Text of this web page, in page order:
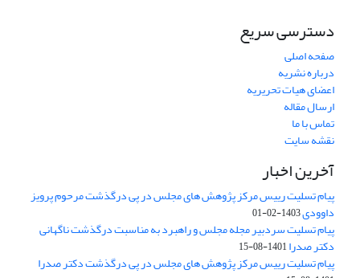
دسترسی سریع
صفحه اصلی
درباره نشریه
اعضای هیات تحریریه
ارسال مقاله
تماس با ما
نقشه سایت
آخرین اخبار
پیام تسلیت رییس مرکز پژوهش های مجلس در پی درگذشت مرحوم پرویز
داوودی1403-02-01
پیام تسلیت سردبیر مجله مجلس و راهبرد به مناسبت درگذشت ناگهانی
دکتر صدرا1401-08-15
پیام تسلیت رییس مرکز پژوهش های مجلس در پی درگذشت دکتر صدرا